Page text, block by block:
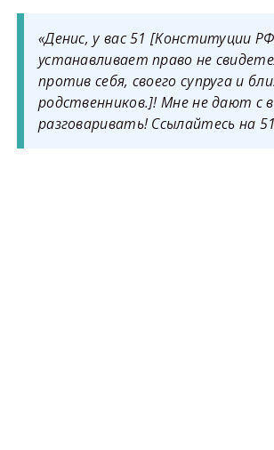
«Денис, у вас 51 [Конституции
устанавливает право не
против себя, своего супруга и
родственников.]! Мне не дают с
разговаривать! Ссылайтесь на